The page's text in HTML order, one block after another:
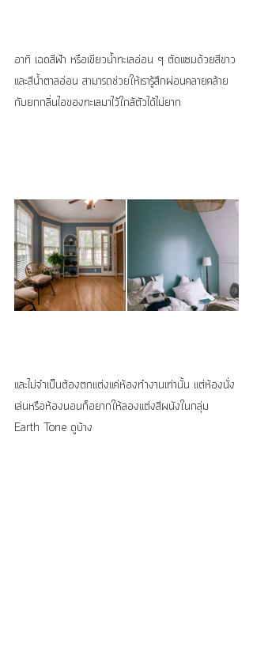
อาทิ เฉดสีฟ้า หรือเขียวน้ำทะเลอ่อน ๆ ตัดแซมด้วยสีขาว
และสีน้ำตาลอ่อน สามารถช่วยให้เรารู้สึกผ่อนคลายคล้าย
กับยกกลิ่นไอของทะเลมาไว้ใกล้ตัวได้ไม่ยาก
และไม่จำเป็นต้องตกแต่งแค่ห้องทำงานเท่านั้น แต่ห้องนั่ง
เล่นหรือห้องนอนก็อยากให้ลองแต่งสีผนังในกลุ่ม
Earth Tone ดูบ้าง